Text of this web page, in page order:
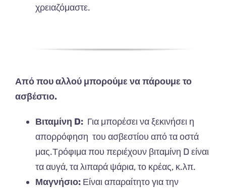
χρειαζόμαστε.
Από που αλλού μπορούμε να πάρουμε το
ασβέστιο.
Βιταμίνη D: Για μπορέσει να ξεκινήσει η
απορρόφηση του ασβεστίου από τα οστά
μας.Τρόφιμα που περιέχουν βιταμίνη D είναι
τα αυγά, τα λιπαρά ψάρια, το κρέας, κ.λπ.
Μαγνήσιο: Είναι απαραίτητο για την